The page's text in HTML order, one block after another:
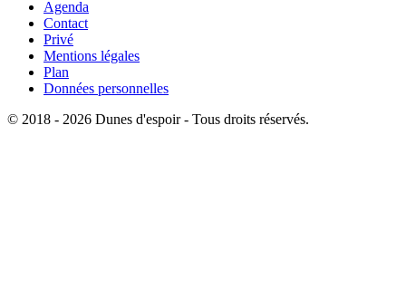
Agenda
Contact
Privé
Mentions légales
Plan
Données personnelles
© 2018 - 2026 Dunes d'espoir - Tous droits réservés.